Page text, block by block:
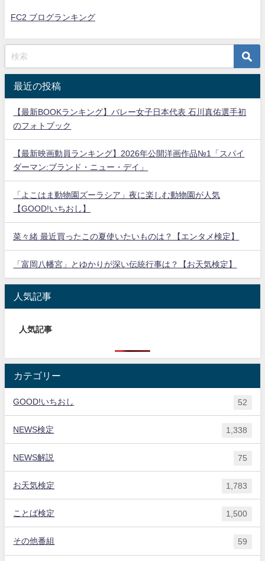
FC2 ブログランキング
最近の投稿
【最新BOOKランキング】バレー女子日本代表 石川真佑選手初
のフォトブック
【最新映画動員ランキング】2026年公開洋画作品№1「スパイ
ダーマン:ブランド・ニュー・デイ」
「よこはま動物園ズーラシア」夜に楽しむ動物園が人気
【GOOD!いちおし】
菜々緒 最近買ったこの夏使いたいものは？【エンタメ検定】
「富岡八幡宮」とゆかりが深い伝統行事は？【お天気検定】
人気記事
人気記事
カテゴリー
GOOD!いちおし 52
NEWS検定 1,338
NEWS解説 75
お天気検定 1,783
ことば検定 1,500
その他番組 59